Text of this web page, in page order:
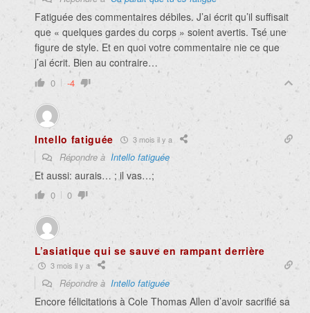
Fatiguée des commentaires débiles. J’ai écrit qu’il suffisait
que « quelques gardes du corps » soient avertis. Tsé une
figure de style. Et en quoi votre commentaire nie ce que
j’ai écrit. Bien au contraire…
0 -4
Intello fatiguée 3 mois il y a
Répondre à Intello fatiguée
Et aussi: aurais… ; il vas…;
0 0
L’asiatique qui se sauve en rampant derrière
3 mois il y a
Répondre à Intello fatiguée
Encore félicitations à Cole Thomas Allen d’avoir sacrifié sa